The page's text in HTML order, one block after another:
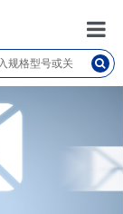
首页
资源
关